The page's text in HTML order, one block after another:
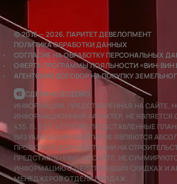
© 2016 — 2026, ПАРИТЕТ ДЕВЕЛОПМЕНТ
ПОЛИТИКА ОБРАБОТКИ ДАННЫХ
СОГЛАСИЕ НА ОБРАБОТКУ ПЕРСОНАЛЬНЫХ
ОФЕРТА ПРОГРАММЫ ЛОЯЛЬНОСТИ «ВИН-ВИН
АГЕНТСКИЙ ДОГОВОР НА ПОКУПКУ
СДЕЛАНО В CEDRO
ИНФОРМАЦИЯ, ПРЕДСТАВЛЕННАЯ НА САЙТЕ,
ИНФОРМАЦИОННЫЙ ХАРАКТЕР, НЕ ЯВЛЯЕТСЯ
435, П. 2 СТ. 437 ГК РФ. ПРЕДСТАВЛЕННЫЕ
ВИЗУАЛИЗАЦИИ КВАРТИР НЕ ЯВЛЯЮТСЯ
ПРОЕКТНОЙ ДОКУМЕНТАЦИИ НА
ПРЕДСТАВЛЕННЫЕ НА САЙТЕ, НЕ
ИНФОРМАЦИЮ О ДЕЙСТВУЮЩИХ СКИДКАХ И
МЕНЕДЖЕРОВ ОТДЕЛА ПРОДАЖ.